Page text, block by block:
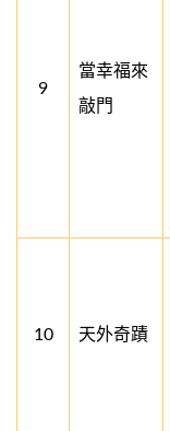
9
當幸福來
敲門
10 天外奇蹟